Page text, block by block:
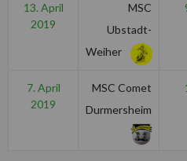
13. April
2019
MSC
Ubstadt-
Weiher
7. April
2019
MSC Comet
Durmersheim